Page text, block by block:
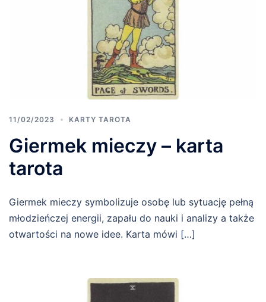
11/02/2023 KARTY TAROTA
Giermek mieczy – karta
tarota
Giermek mieczy symbolizuje osobę lub sytuację pełną
młodzieńczej energii, zapału do nauki i analizy a także
otwartości na nowe idee. Karta mówi […]